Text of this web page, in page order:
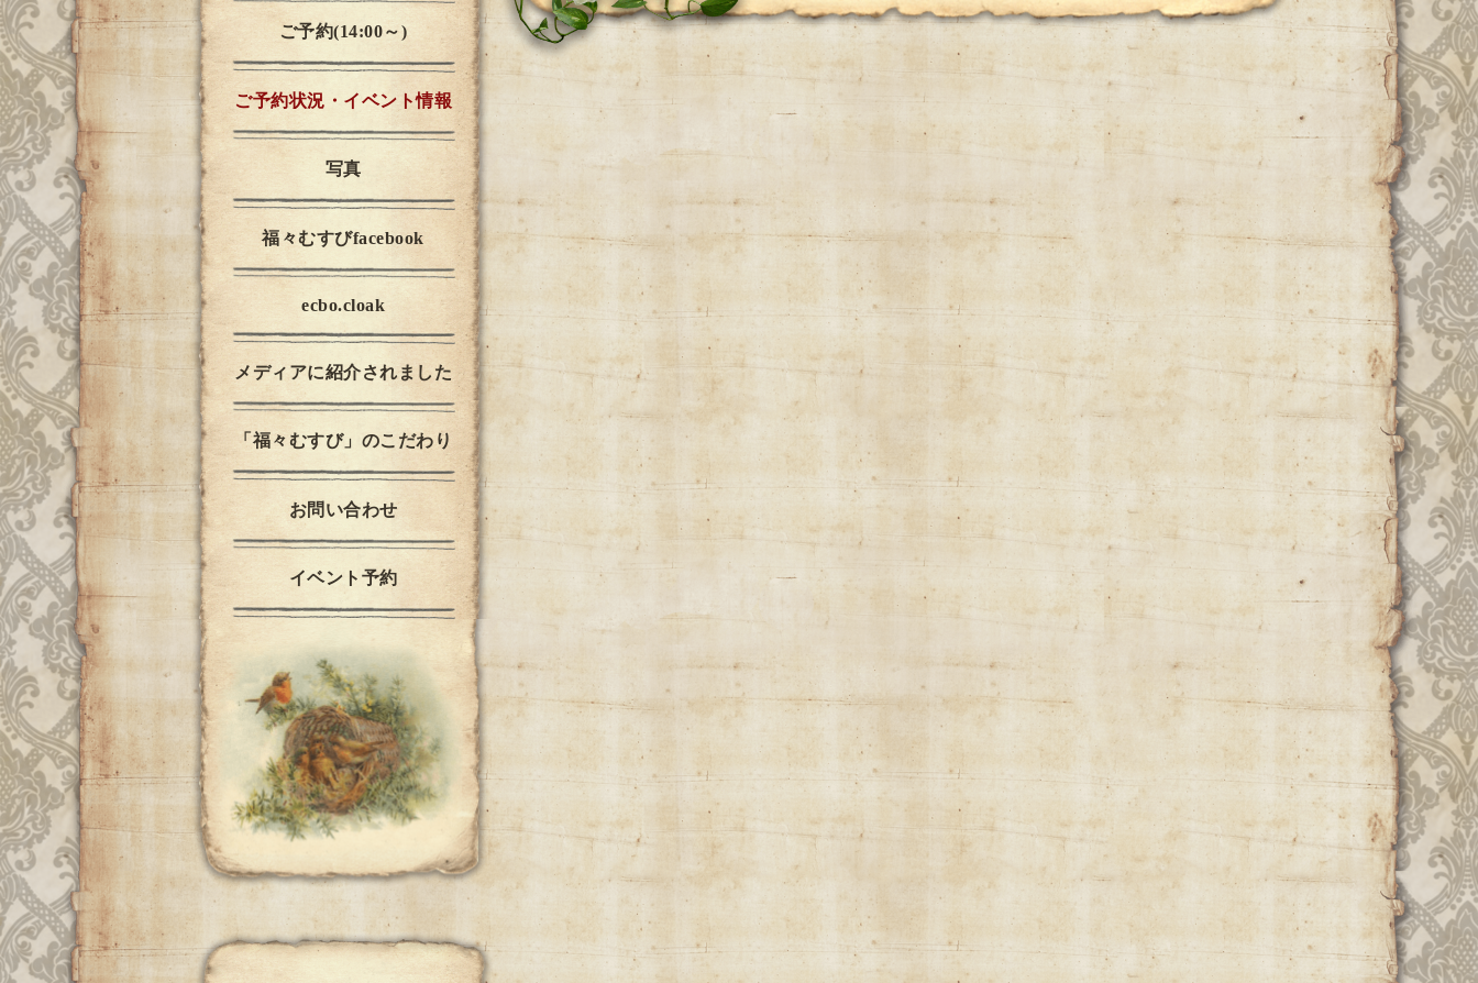
ご予約(14:00～)
ご予約状況・イベント情報
写真
福々むすびfacebook
ecbo.cloak
メディアに紹介されました
「福々むすび」のこだわり
お問い合わせ
イベント予約